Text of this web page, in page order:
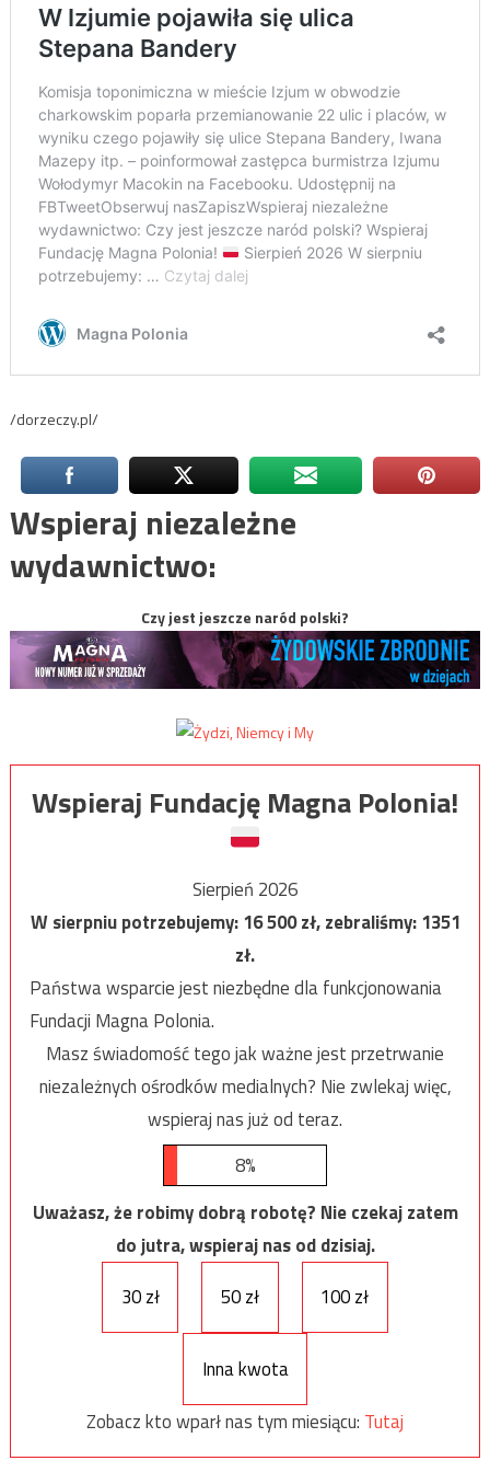
/dorzeczy.pl/
Wspieraj niezależne
wydawnictwo:
Czy jest jeszcze naród polski?
Wspieraj Fundację Magna Polonia!
Sierpień 2026
W sierpniu potrzebujemy:16 500zł, zebraliśmy:1351
zł.
Państwa wsparcie jest niezbędne dla funkcjonowania
Fundacji Magna Polonia.
Masz świadomość tego jak ważne jest przetrwanie
niezależnych ośrodków medialnych? Nie zwlekaj więc,
wspieraj nas już od teraz.
8%
Uważasz, że robimy dobrą robotę? Nie czekaj zatem
do jutra, wspieraj nas od dzisiaj.
30 zł
50 zł 100 zł
Inna kwota
Zobacz kto wparł nas tym miesiącu: Tutaj